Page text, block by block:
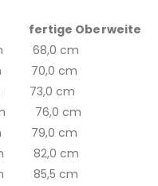
Oberweite
68,0 cm
70,0 cm
73,0 cm
76,0 cm
79,0 cm
82,0 cm
85,5 cm